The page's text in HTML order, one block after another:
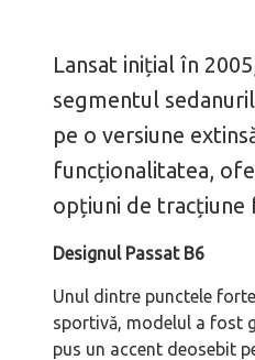
Lansat inițial în
segmentul
pe o versiune
funcționalitatea,
opțiuni de tracțiune
Designul Passat B6
Unul dintre punctele
sportivă, modelul a fost
pus un accent deosebit